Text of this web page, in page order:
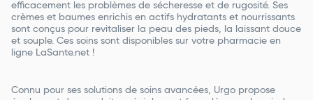
efficacement les problèmes de sécheresse et de rugosité. Ses
crèmes et baumes enrichis en actifs hydratants et nourrissants
sont conçus pour revitaliser la peau des pieds, la laissant douce
et souple. Ces soins sont disponibles sur votre pharmacie en
ligne LaSante.net !
Connu pour ses solutions de soins avancées, Urgo propose